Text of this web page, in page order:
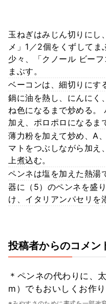
玉ねぎはみじん切りにし
メ」1／2個をくずしてま
少々、「クノール ビー
まぶす。
ベーコンは、細切りにす
鍋に油を熱し、にんにく
ね色になるまで炒める。
加え、ポロポロになるま
薄力粉を加えて炒め、A
マトをつぶしながら加え
上煮込む。
ペンネは塩を加えた熱湯
器に（5）のペンネを盛
け、イタリアンパセリを
投稿者からのコメン
＊ペンネの代わりに、
m）でもおいしくお作り